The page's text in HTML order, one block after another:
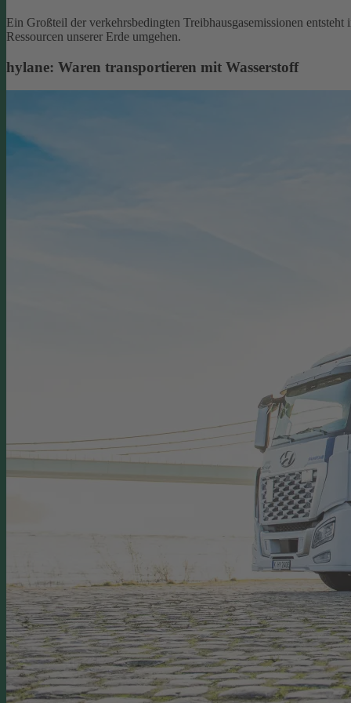
Ein Großteil der verkehrsbedingten Treibhausgasemissionen
Ressourcen unserer Erde umgehen.
hylane: Waren transportieren mit Wasserstoff